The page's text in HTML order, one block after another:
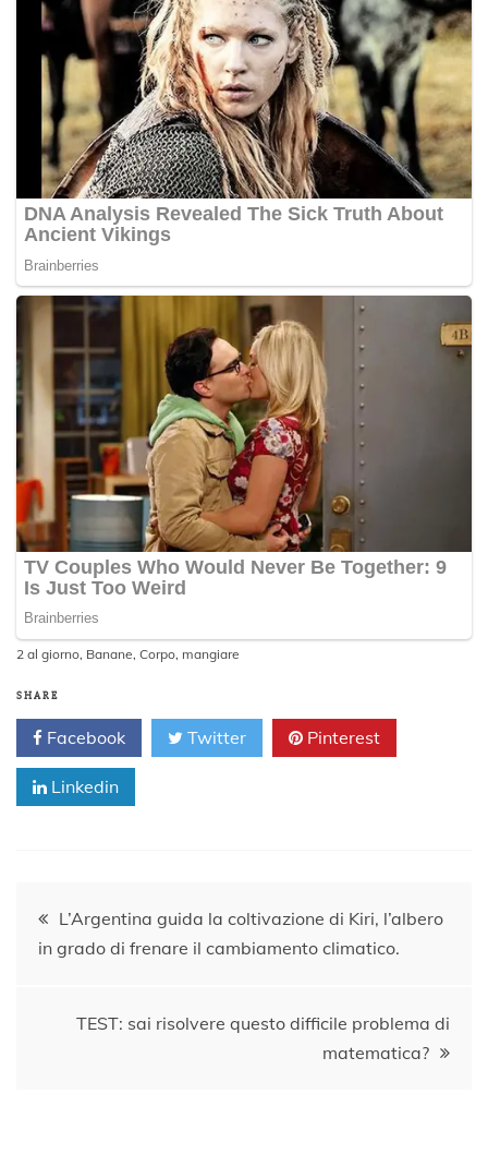
2 al giorno, Banane, Corpo, mangiare
SHARE
Facebook Twitter Pinterest
Linkedin
Navigazione
articoli
L’Argentina guida la coltivazione di Kiri, l’albero
in grado di frenare il cambiamento climatico.
TEST: sai risolvere questo difficile problema di
matematica?